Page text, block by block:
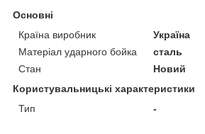
Основні
Країна виробник
Україна
Матеріал ударного бойка
сталь
Стан
Новий
Користувальницькі характеристики
Тип
-